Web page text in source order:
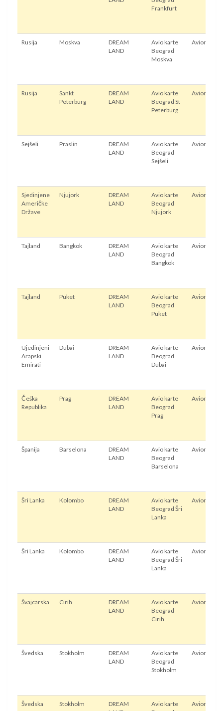
Frankfurt
Rusija Moskva
DREAM
LAND
Avio karte
Beograd
Moskva
Avion
Rusija
Sankt
Peterburg
DREAM
LAND
Avio karte
Beograd St
Peterburg
Avion
Sejšeli Praslin
DREAM
LAND
Avio karte
Beograd
Sejšeli
Avion
Sjedinjene
Američke
Države
Njujork
DREAM
LAND
Avio karte
Beograd
Njujork
Avion
Tajland Bangkok
DREAM
LAND
Avio karte
Beograd
Bangkok
Avion
Tajland Puket
DREAM
LAND
Avio karte
Beograd
Puket
Avion
Ujedinjeni
Arapski
Emirati
Dubai
DREAM
LAND
Avio karte
Beograd
Dubai
Avion
Češka
Republika
Prag
DREAM
LAND
Avio karte
Beograd
Prag
Avion
Španija Barselona
DREAM
LAND
Avio karte
Beograd
Barselona
Avion
Šri Lanka Kolombo
DREAM
LAND
Avio karte
Beograd Šri
Lanka
Avion
Šri Lanka Kolombo
DREAM
LAND
Avio karte
Beograd Šri
Lanka
Avion
Švajcarska Cirih
DREAM
LAND
Avio karte
Beograd
Cirih
Avion
Švedska Stokholm
DREAM
LAND
Avio karte
Beograd
Stokholm
Avion
Švedska Stokholm
DREAM
Avio karte
Avion